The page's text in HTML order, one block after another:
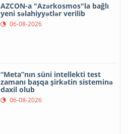
AZCON-a "Azərkosmos"la bağlı
yeni səlahiyyətlər verilib
06-08-2026
“Meta”nın süni intellekti test
zamanı başqa şirkətin sisteminə
daxil olub
06-08-2026